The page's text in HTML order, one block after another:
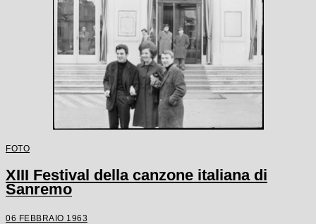
FOTO
XIII Festival della canzone italiana di
Sanremo
06 FEBBRAIO 1963